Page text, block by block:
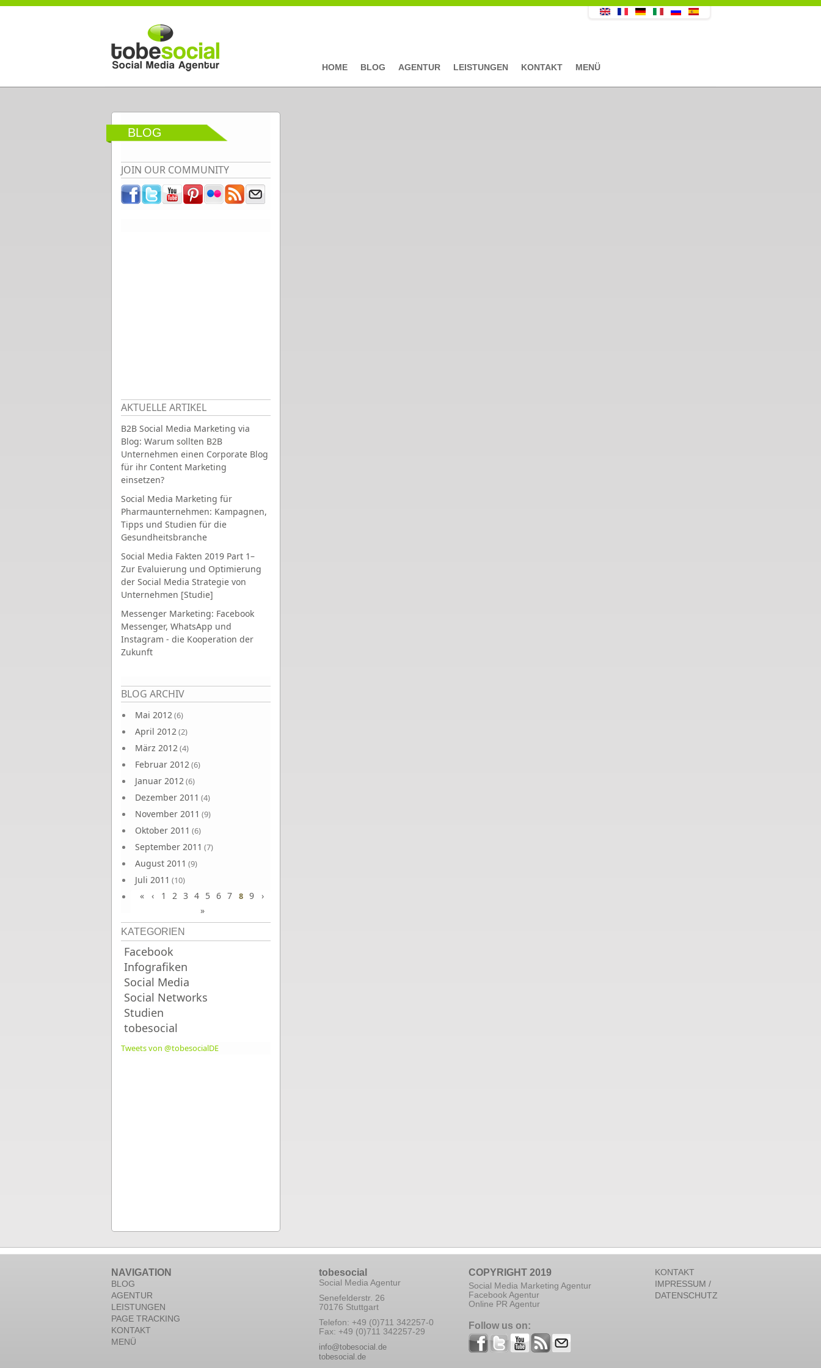
Direkt zum Inhalt
HOME BLOG AGENTUR LEISTUNGEN KONTAKT MENÜ
BLOG
JOIN OUR COMMUNITY
AKTUELLE ARTIKEL
B2B Social Media Marketing via
Blog: Warum sollten B2B
Unternehmen einen Corporate Blog
für ihr Content Marketing
einsetzen?
Social Media Marketing für
Pharmaunternehmen: Kampagnen,
Tipps und Studien für die
Gesundheitsbranche
Social Media Fakten 2019 Part 1–
Zur Evaluierung und Optimierung
der Social Media Strategie von
Unternehmen [Studie]
Messenger Marketing: Facebook
Messenger, WhatsApp und
Instagram - die Kooperation der
Zukunft
BLOG ARCHIV
Mai 2012(6)
April 2012(2)
März 2012(4)
Februar 2012(6)
Januar 2012(6)
Dezember 2011 (4)
November 2011 (9)
Oktober 2011 (6)
September 2011 (7)
August 2011 (9)
Juli 2011 (10)
Juni 2011(9)
Seiten
« ‹ 1 2 3 4 5 6 7 8 9
›
»
KATEGORIEN
Facebook
Infografiken
Social Media
Social Networks
Studien
tobesocial
Tweets von @tobesocialDE
NAVIGATION
BLOG
AGENTUR
LEISTUNGEN
PAGE TRACKING
KONTAKT
MENÜ
tobesocial
Social Media Agentur
Senefelderstr. 26
70176 Stuttgart
Telefon: +49 (0)711 342257-0
Fax: +49 (0)711 342257-29
info@tobesocial.de
tobesocial.de
COPYRIGHT 2019
Social Media Marketing Agentur
Facebook Agentur
Online PR Agentur
Follow us on:
KONTAKT
IMPRESSUM /
DATENSCHUTZ